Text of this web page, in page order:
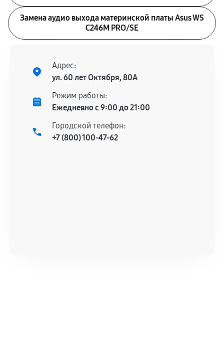
Замена аудио выхода материнской платы Asus WS
C246M PRO/SE
Адрес:
ул. 60 лет Октября, 80А
Режим работы:
Ежедневно с 9:00 до 21:00
Городской телефон:
+7 (800) 100-47-62